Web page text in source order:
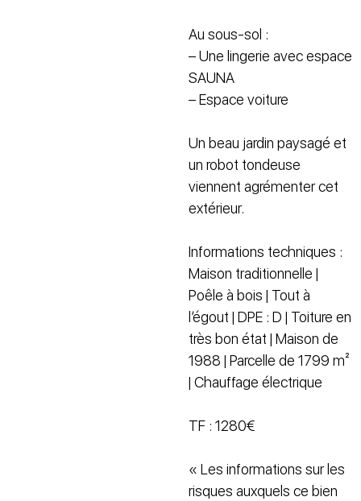
Au sous-sol :
– Une lingerie avec espace
SAUNA
– Espace voiture
Un beau jardin paysagé et
un robot tondeuse
viennent agrémenter cet
extérieur.
Informations techniques :
Maison traditionnelle |
Poêle à bois | Tout à
l’égout | DPE : D | Toiture en
très bon état | Maison de
1988 | Parcelle de 1799 m²
| Chauffage électrique
TF : 1280€
« Les informations sur les
risques auxquels ce bien